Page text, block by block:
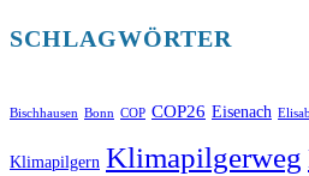
SCHLAGWÖRTER
Bischhausen Bonn COP COP26 Eisenach
Klimapilgern Klimapilgerweg